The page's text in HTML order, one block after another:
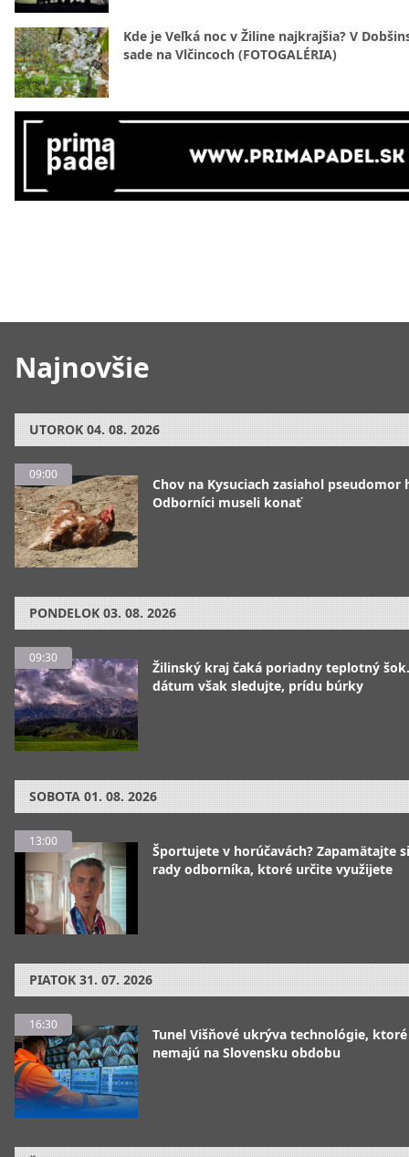
Najnovšie
UTOROK 04. 08. 2026
09:00
Chov na Kysuciach zasiahol pseudomor
Odborníci museli konať
PONDELOK 03. 08. 2026
09:30
Žilinský kraj čaká poriadny teplotný
dátum však sledujte, prídu búrky
SOBOTA 01. 08. 2026
13:00
Športujete v horúčavách? Zapamätajte
rady odborníka, ktoré určite využijete
PIATOK 31. 07. 2026
16:30
Tunel Višňové ukrýva technológie, ktoré
nemajú na Slovensku obdobu
Kde je Veľká noc v Žiline najkrajšia? V
sade na Vlčincoch (FOTOGALÉRIA)